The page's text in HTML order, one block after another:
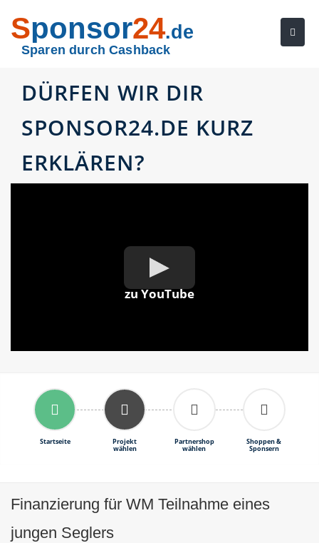
Sponsor24.de
Sparen durch Cashback
DÜRFEN WIR DIR
SPONSOR24.DE KURZ
ERKLÄREN?
Startseite Projekt
wählen
Partnershop
wählen
Shoppen &
Sponsern
Finanzierung für WM Teilnahme eines
jungen Seglers